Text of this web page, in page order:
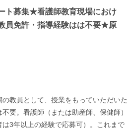
ト募集★看護師教育現場におけ
員免許・指導経験はは不要★原
教員として、授業をもっていただいた
要。看護師（または助産師、保健師）
3年以上の経験で応募可）。これまで